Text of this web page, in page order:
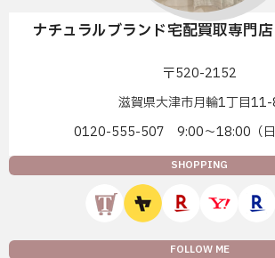
ナチュラルブランド宅配買取専門
〒520-2152
滋賀県大津市月輪1丁目
0120-555-507 9:00〜18:00（日
SHOPPING
FOLLOW ME